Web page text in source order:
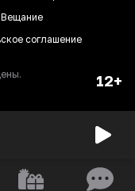
Вещание
соглашение
12+